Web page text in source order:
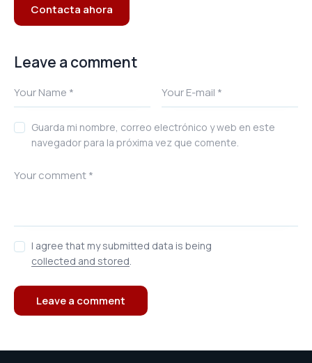
Leave a comment
Guarda mi nombre, correo electrónico y web en este
navegador para la próxima vez que comente.
I agree that my submitted data is being
collected and stored.